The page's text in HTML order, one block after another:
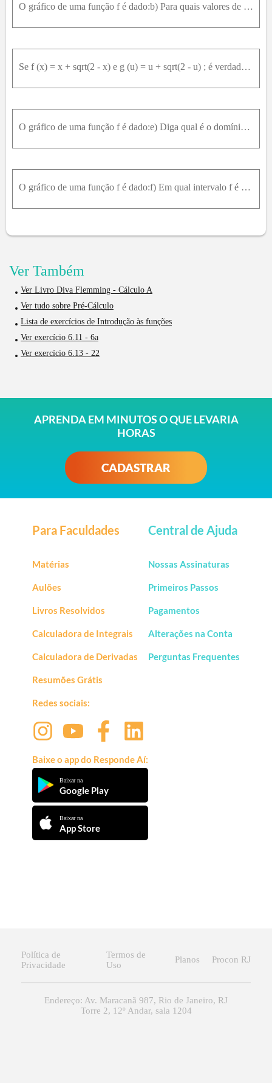
O gráfico de uma função f é dado:b) Para quais valores de x é f(x) = 1 ?
Se f (x) = x + sqrt(2 - x) e g (u) = u + sqrt(2 - u) ; é verdadeiro que f = g ?
O gráfico de uma função f é dado:e) Diga qual é o domínio e a imagem de f .
O gráfico de uma função f é dado:f) Em qual intervalo f é crescente?
Ver Também
Ver Livro Diva Flemming - Cálculo A
Ver tudo sobre Pré-Cálculo
Lista de exercícios de Introdução às funções
Ver exercício 6.11 - 6a
Ver exercício 6.13 - 22
APRENDA EM MINUTOS O QUE LEVARIA
HORAS
CADASTRAR
Para Faculdades
Matérias
Aulões
Livros Resolvidos
Calculadora de Integrais
Calculadora de Derivadas
Resumões Grátis
Redes sociais:
Baixe o app do Responde Aí:
Baixar na
Google Play
Baixar na
App Store
Central de Ajuda
Nossas Assinaturas
Primeiros Passos
Pagamentos
Alterações na Conta
Perguntas Frequentes
Política de
Privacidade
Termos de
Uso
Planos Procon RJ
Endereço: Av. Maracanã 987, Rio de Janeiro, RJ
Torre 2, 12º Andar, sala 1204